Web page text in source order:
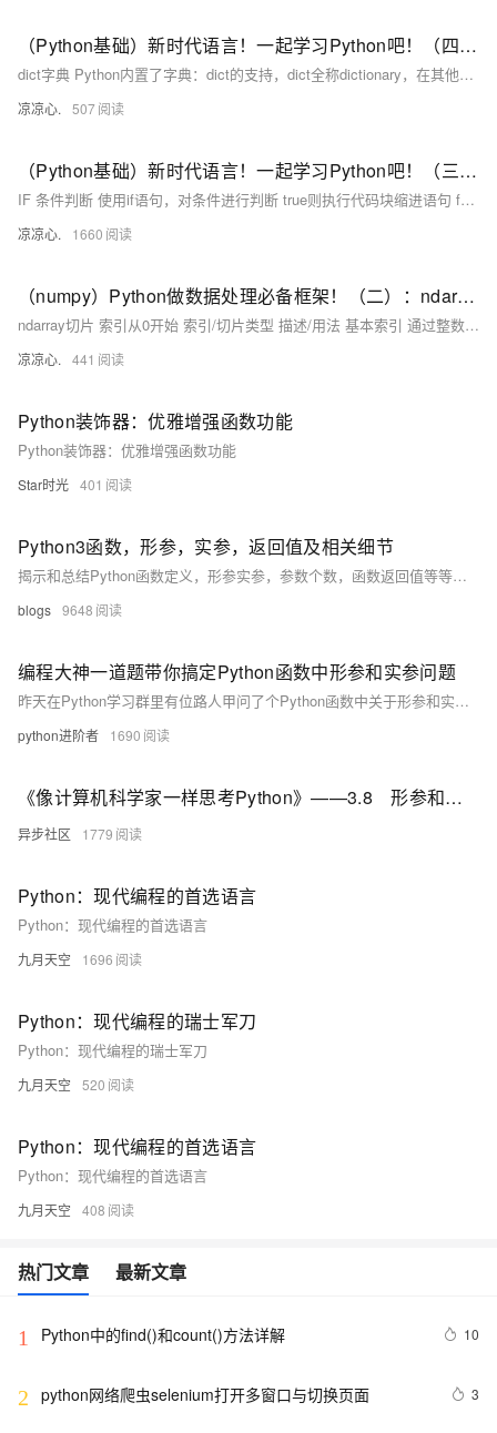
（Python基础）新时代语言！一起学习Python吧！（四）：dict字典和set类型；切片类型、列表生成式；map和reduce迭代器；filter过滤函数、sorted排序函数；lambda函数
dict字典 Python内置了字典：dict的支持，dict全称dictionary，在其他语言中也称为map，使用键-值（key-value）存储，具有极快的查找速度。 我们可以通过声明JS对象一样的方式声明dict
凉凉心. 507
（Python基础）新时代语言！一起学习Python吧！（三）：IF条件判断和match匹配；Python中的循环：for...in、while循环；循环操作关键字；Python函数使用方法
IF 条件判断 使用if语句，对条件进行判断 true则执行代码块缩进语句 false则不执行代码块缩进语句，如果有else 或 elif 则进入相应的规则中执行
凉凉心. 1660
（numpy）Python做数据处理必备框架！（二）：ndarray切片的使用与运算；常见的ndarray函数：平方根、正余弦、自然对数、指数、幂等运算；统计函数：方差、均值、极差；比较函数...
ndarray切片 索引从0开始 索引/切片类型 描述/用法 基本索引 通过整数索引直接访问元素。 行/列切片 使用冒号：切片语法选择行或列的子集 连续切片 从起始索引到结束索引按步长切片 使用slice函数 通过slice(start,stop,strp)定义切片规则 布尔索引 通过布尔条件筛选满足条件的元素。支持逻辑运算符 &、|。
凉凉心. 441
Python装饰器：优雅增强函数功能
Python装饰器：优雅增强函数功能
Star时光 401
Python3函数，形参，实参，返回值及相关细节
揭示和总结Python函数定义，形参实参，参数个数，函数返回值等等问题
blogs 9648
编程大神一道题带你搞定Python函数中形参和实参问题
昨天在Python学习群里有位路人甲问了个Python函数中关于形参和实参一个很基础的问题，虽然很基础，但是对于很多小白来说不一定简单，反而会被搞得稀里糊涂。
python进阶者 1690
《像计算机科学家一样思考Python》——3.8 形参和实参
异步社区 1779
Python：现代编程的首选语言
Python：现代编程的首选语言
九月天空 1696
Python：现代编程的瑞士军刀
Python：现代编程的瑞士军刀
九月天空 520
Python：现代编程的首选语言
Python：现代编程的首选语言
九月天空 408
热门文章 最新文章
1 Python中的find()和count()方法详解 10
2 python网络爬虫selenium打开多窗口与切换页面 3